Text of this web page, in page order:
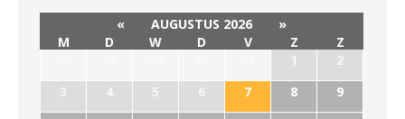
« AUGUSTUS 2026
»
M
D W D V Z
Z
1
2
3
4 5 6 7 8
9